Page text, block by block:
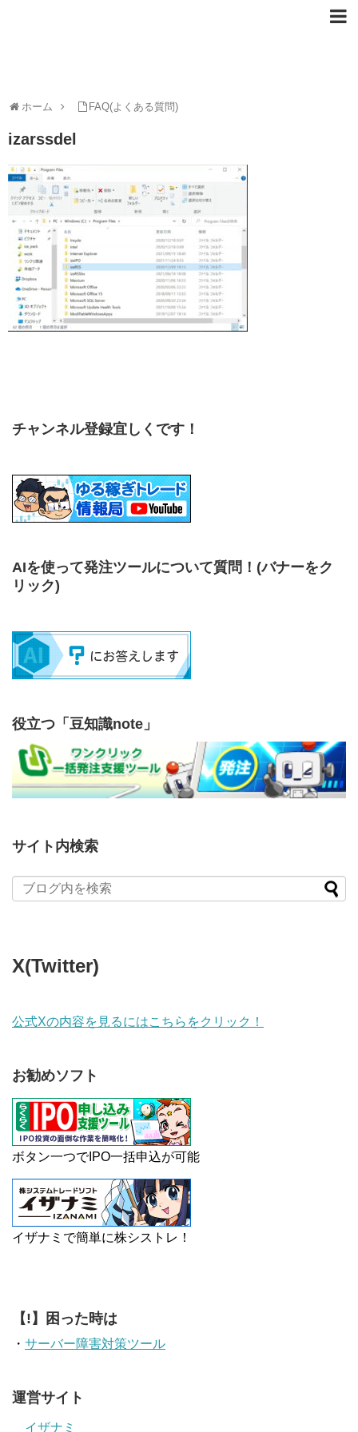
ホーム FAQ(よくある質問)
izarssdel
チャンネル登録宜しくです！
AIを使って発注ツールについて質問！ (バナーをク
リック)
役立つ「豆知識note」
サイト内検索
X(Twitter)
公式Xの内容を見るにはこちらをクリック！
お勧めソフト
ボタン一つでIPO一括申込が可能
イザナミで簡単に株シストレ！
【!】困った時は
・ サーバー障害対策ツール
運営サイト
イザナミ